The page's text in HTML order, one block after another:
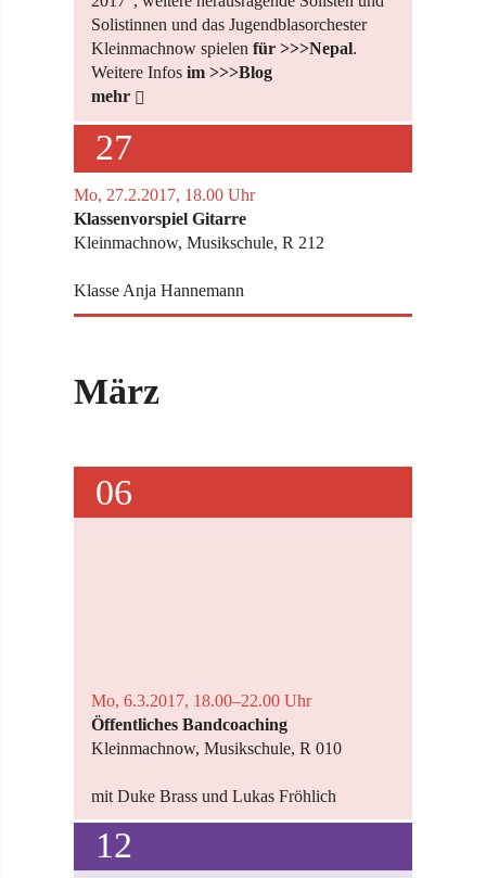
Solistinnen und das Jugendblasorchester
Kleinmachnow spielen für >>>Nepal.
Weitere Infos im >>>Blog
mehr
27
Mo, 27.2.2017, 18.00 Uhr
Klassenvorspiel Gitarre
Kleinmachnow, Musikschule, R 212
Klasse Anja Hannemann
März
06
Mo, 6.3.2017, 18.00–22.00 Uhr
Öffentliches Bandcoaching
Kleinmachnow, Musikschule, R 010
mit Duke Brass und Lukas Fröhlich
12